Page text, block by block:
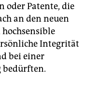
oder Patente, die
an den neuen
hochsensible
Integrität
bei einer
bedürften.